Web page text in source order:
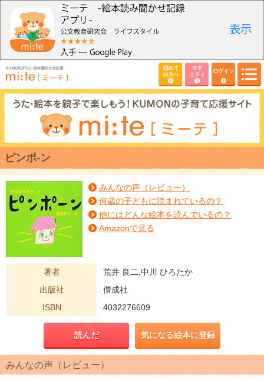
初めて
の方へ
マタ
ニティ
ログイン
ピンポ-ン
みんなの声（レビュー）
何歳の子どもに読まれているの？
他にはどんな絵本を読んでいるの？
Amazonで見る
著者
荒井 良二,中川 ひろたか
出版社
偕成社
ISBN
4032276609
読んだ 気になる絵本に登録
みんなの声（レビュー）